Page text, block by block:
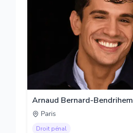
Arnaud Bernard-Bendrihem
Paris
Droit pénal